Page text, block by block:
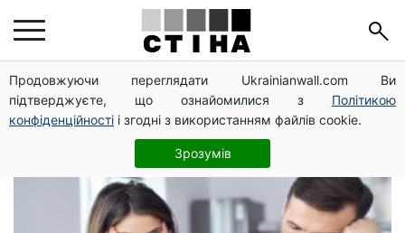
Продовжуючи переглядати Ukrainianwall.com Ви
підтверджуєте, що ознайомилися з Політикою
конфіденційності і згодні з використанням файлів cookie.
Зрозумів
Украина интернет